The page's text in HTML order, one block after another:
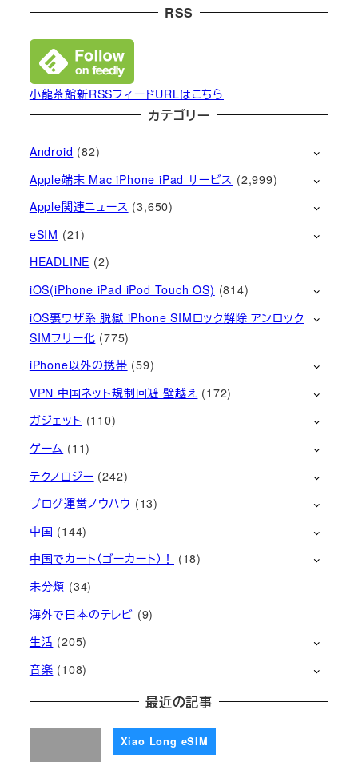
RSS
小龍茶館新RSSフィードURLはこちら
カテゴリー
Android (82)
Apple端末 Mac iPhone iPad サービス (2,999)
Apple関連ニュース (3,650)
eSIM (21)
HEADLINE (2)
iOS(iPhone iPad iPod Touch OS) (814)
iOS裏ワザ系 脱獄 iPhone SIMロック解除 アンロック
SIMフリー化 (775)
iPhone以外の携帯 (59)
VPN 中国ネット規制回避 壁越え (172)
ガジェット (110)
ゲーム (11)
テクノロジー (242)
ブログ運営ノウハウ (13)
中国 (144)
中国でカート（ゴーカート）！
(18)
未分類 (34)
海外で日本のテレビ (9)
生活 (205)
音楽 (108)
最近の記事
Xiao Long eSIM